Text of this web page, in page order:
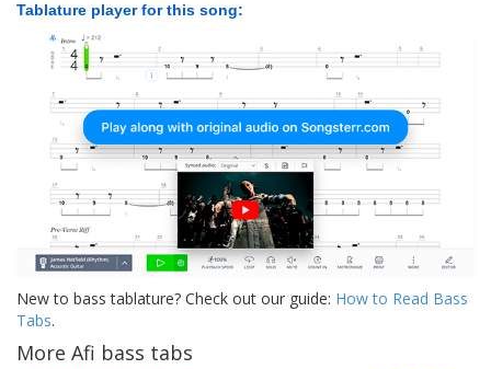
Tablature player for this song:
New to bass tablature? Check out our guide: How to Read Bass
Tabs.
More Afi bass tabs